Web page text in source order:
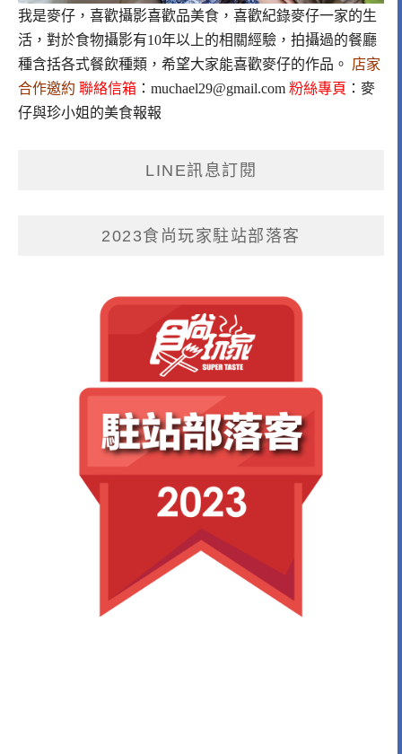
我是麥仔，喜歡攝影喜歡品美食，喜歡紀錄麥仔一家的生
活，對於食物攝影有10年以上的相關經驗，拍攝過的餐廳
種含括各式餐飲種類，希望大家能喜歡麥仔的作品。 店家
合作邀約 聯絡信箱 ： muchael29@gmail.com 粉絲專頁 ： 麥
仔與珍小姐的美食報報
LINE訊息訂閱
2023食尚玩家駐站部落客